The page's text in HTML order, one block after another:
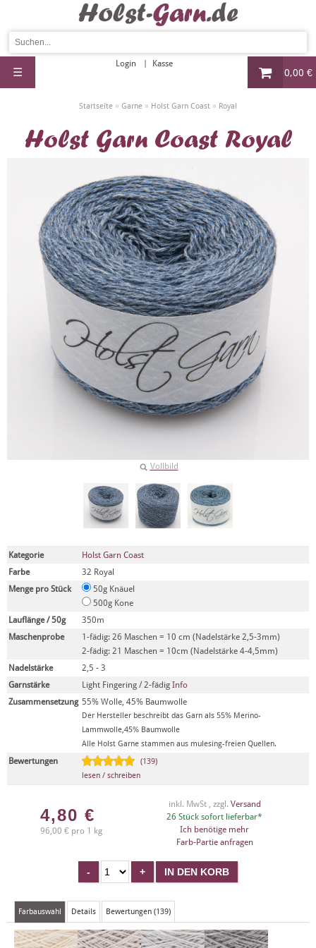
0,00 €
Login Kasse
☰
Startseite » Garne » Holst Garn Coast » Royal
Holst Garn Coast Royal
Vollbild
Kategorie
Holst Garn Coast
Farbe
32 Royal
Menge pro Stück
50g Knäuel
500g Kone
Lauflänge / 50g
350m
Maschenprobe
1-fädig: 26 Maschen = 10 cm (Nadelstärke 2,5-3mm)
2-fädig: 21 Maschen = 10cm (Nadelstärke 4-4,5mm)
Nadelstärke
2,5 - 3
Garnstärke
Light Fingering / 2-fädig Info
Zusammensetzung 55% Wolle, 45% Baumwolle
Der Hersteller beschreibt das Garn als 55% Merino-
Lammwolle,45% Baumwolle
Alle Holst Garne stammen aus mulesing-freien Quellen.
Bewertungen
(139)
lesen / schreiben
4,80 €
96,00 € pro 1 kg
inkl. MwSt , zzgl. Versand
26 Stück sofort lieferbar*
Ich benötige mehr
Farb-Partie anfragen
Farbauswahl Details Bewertungen (139)